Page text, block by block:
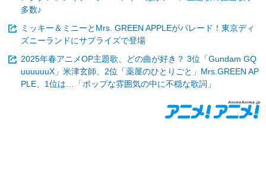
多数♪
ミッキー＆ミニーとMrs. GREEN APPLEがパレード！東京ディ
ズニーランドにサプライズで登場
2025年春アニメOP主題歌、どの曲が好き？ 3位「Gundam GQ
uuuuuuX」米津玄師、2位「薬屋のひとりごと」Mrs.GREEN AP
PLE、1位は…「ポップな雰囲気の中に不穏な歌詞」